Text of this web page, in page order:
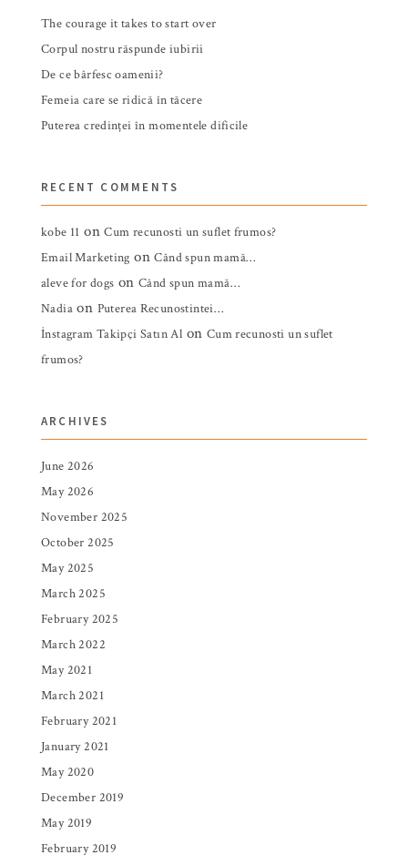
The courage it takes to start over
Corpul nostru răspunde iubirii
De ce bârfesc oamenii?
Femeia care se ridică în tăcere
Puterea credinței în momentele dificile
RECENT COMMENTS
kobe 11 onCum recunosti un suflet frumos?
Email Marketing onCând spun mamă…
aleve for dogs onCând spun mamă…
Nadiaon Puterea Recunostintei…
İnstagram Takipçi Satın Al on Cum recunosti un suflet
frumos?
ARCHIVES
June 2026
May 2026
November 2025
October 2025
May 2025
March 2025
February 2025
March 2022
May 2021
March 2021
February 2021
January 2021
May 2020
December 2019
May 2019
February 2019